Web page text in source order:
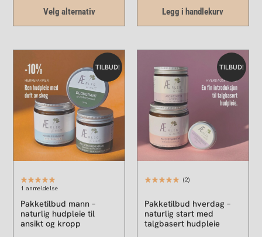
Velg alternativ Legg i handlekurv
TILBUD!
1 anmeldelse
Pakketilbud mann –
naturlig hudpleie til
ansikt og kropp
Opprinnelig
var:
kr 1.150,00.
Nåværende
pris
er:
kr 975,00.
TILBUD!
(2)
Pakketilbud hverdag –
naturlig start med
talgbasert hudpleie
pris
var:
kr 825,00.
Nåværende
pris
kr 740,00.